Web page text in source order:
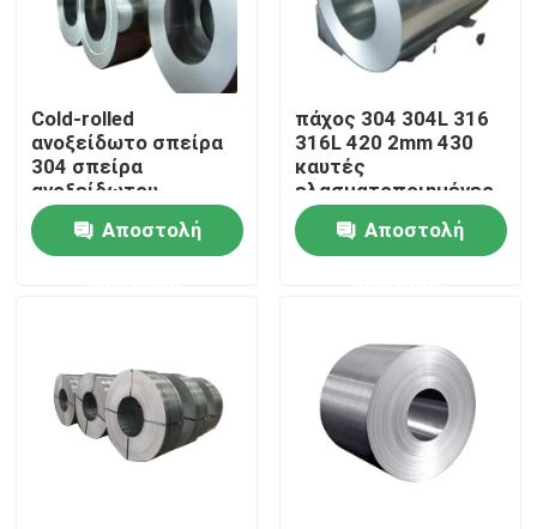
Σχετικά με εμάς
Επισκεψή εργοστασίου
Έλεγχος ποιότητας
Ζητήστε μια προσφορά
Cold-rolled
ανοξείδωτο σπείρα
304 σπείρα
ανοξείδωτου
χρώματος 304L 321
γυαλισμένηΑποστολή
πάχος 304 304L 316
316L 420 2mm 430
καυτές
ελασματοποιημένες
εν ψυχρώ σπείρες
ανοξείδωτου
06cr19ni10
Αποστολή